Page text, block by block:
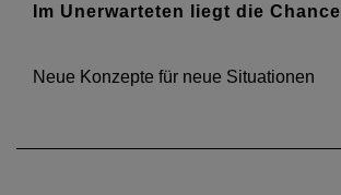
Im Unerwarteten liegt die Chance
Neue Konzepte für neue Situationen